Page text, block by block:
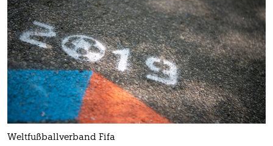
Weltfußballverband Fifa